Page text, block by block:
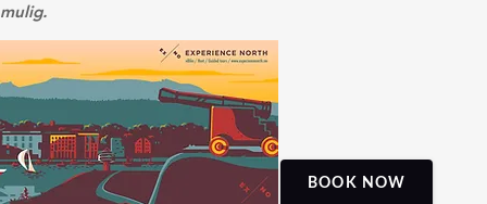
BOOK NOW